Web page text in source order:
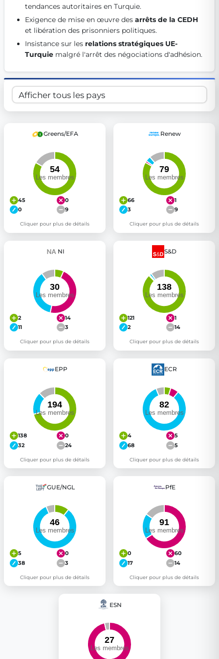
Get Involved
Become a member:Join us to advance digital democracy
Support democracy:Help us strengthen accountability
tendances autoritaires en Turquie.
Exigence de mise en œuvre des arrêts de la CEDH
et libération des prisonniers politiques.
Insistance sur les relations stratégiques UE-
Turquie
Greens/EFA
45
0
0
9
Cliquer pour plus de détails
Renew
66
1
3
9
Cliquer pour plus de détails
NI
2
14
11
3
Cliquer pour plus de détails
S&D
121
1
2
14
Cliquer pour plus de détails
EPP
138
0
32
24
Cliquer pour plus de détails
ECR
4
5
68
5
Cliquer pour plus de détails
GUE/NGL
5
0
38
3
Cliquer pour plus de détails
PfE
0
60
17
14
Cliquer pour plus de détails
ESN